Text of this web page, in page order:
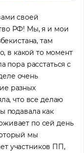
своей
РФ! Мы, я и мои
там
в какой то момент
пора расстаться с
очень
разных
что все делаю
подавала как
по сей день
мы
участников ПП,